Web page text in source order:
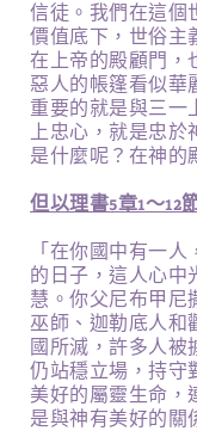
信徒。我們在這個
價值底下，世俗主
在上帝的殿顧門，
惡人的帳篷看似華
重要的就是與三一
上忠心，就是忠於
是什麼呢？在神的
但以理書5章1～12
「在你國中有一
的日子，這人心中
慧。你父尼布甲尼
巫師、迦勒底人和
國所滅，許多人被
仍站穩立場，持守
美好的屬靈生命，
是與神有美好的關